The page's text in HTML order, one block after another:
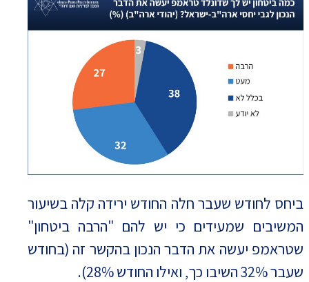
ביחס לחודש שעבר חלה החודש ירידה קלה בשיעור
המשיבים שמעידים כי יש להם "הרבה ביטחון"
שטראמפ יעשה את הדבר הנכון בהקשר זה (בחודש
שעבר 32% השיבו כך, ואילו החודש 28%).